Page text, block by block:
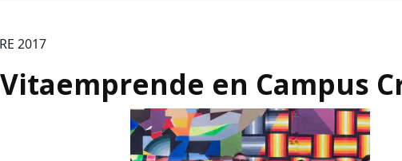
2017
en Campus